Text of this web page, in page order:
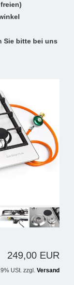
Sie bitte bei uns
249,00 EUR
USt. zzgl. Versand